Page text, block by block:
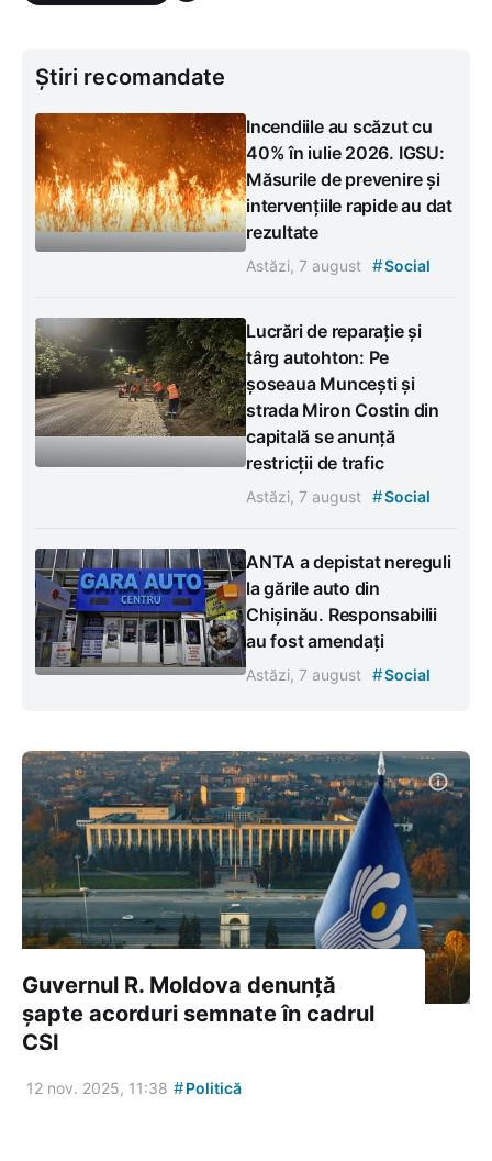
Știri recomandate
Incendiile au scăzut cu
40% în iulie 2026. IGSU:
Măsurile de prevenire și
intervențiile rapide au dat
rezultate
Astăzi, 7 august #Social
Lucrări de reparație și
târg autohton: Pe
șoseaua Muncești și
strada Miron Costin din
capitală se anunță
restricții de trafic
Astăzi, 7 august #Social
ANTA a depistat nereguli
la gările auto din
Chișinău. Responsabilii
au fost amendați
Astăzi, 7 august #Social
Guvernul R. Moldova denunță
șapte acorduri semnate în cadrul
CSI
12 nov. 2025, 11:38 #Politică